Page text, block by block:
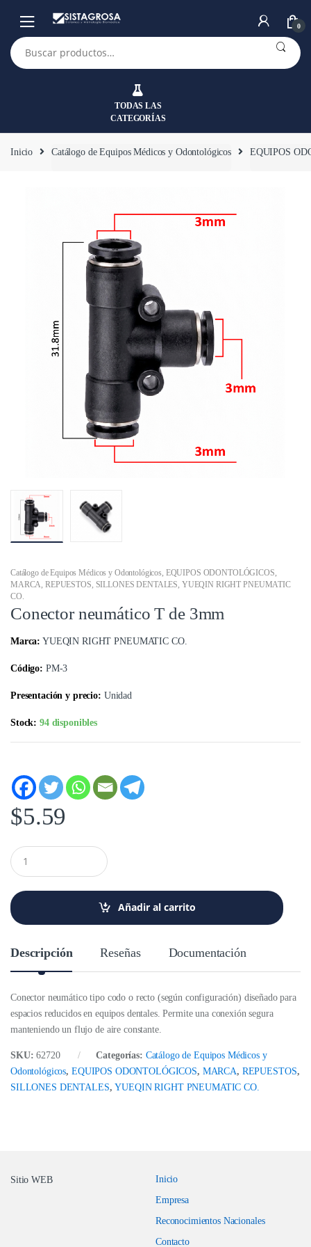
navegación
contenido
0
Buscar
por:
TODAS LAS
CATEGORÍAS
Inicio Catálogo de Equipos Médicos y Odontológicos EQUIPOS
Catálogo de Equipos Médicos y Odontológicos, EQUIPOS ODONTOLÓGICOS,
MARCA,REPUESTOS, SILLONES DENTALES, YUEQIN RIGHT PNEUMATIC
CO.
Conector neumático T de 3mm
Marca: YUEQIN RIGHT PNEUMATIC CO.
Código: PM-3
Presentación y precio: Unidad
Stock:94 disponibles
$5.59
C
a
i
d
Añadir al carrito
Descripción Reseñas Documentación
Conector neumático tipo codo o recto (según configuración) diseñado para
espacios reducidos en equipos dentales. Permite una conexión segura
manteniendo un flujo de aire constante.
SKU:62720 Categorías: Catálogo de Equipos Médicos y
Odontológicos, EQUIPOS ODONTOLÓGICOS, MARCA, REPUESTOS,
SILLONES DENTALES,YUEQIN RIGHT PNEUMATIC CO.
Sitio WEB
Inicio
Empresa
Reconocimientos Nacionales
Contacto